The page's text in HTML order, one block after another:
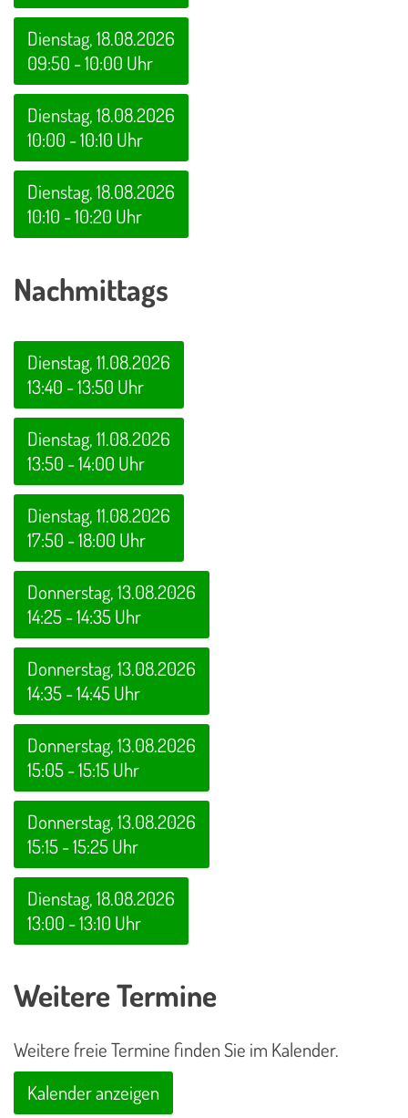
Dienstag, 18.08.2026
09:50 - 10:00 Uhr
Dienstag, 18.08.2026
10:00 - 10:10 Uhr
Dienstag, 18.08.2026
10:10 - 10:20 Uhr
Nachmittags
Dienstag, 11.08.2026
13:40 - 13:50 Uhr
Dienstag, 11.08.2026
13:50 - 14:00 Uhr
Dienstag, 11.08.2026
17:50 - 18:00 Uhr
Donnerstag, 13.08.2026
14:25 - 14:35 Uhr
Donnerstag, 13.08.2026
14:35 - 14:45 Uhr
Donnerstag, 13.08.2026
15:05 - 15:15 Uhr
Donnerstag, 13.08.2026
15:15 - 15:25 Uhr
Dienstag, 18.08.2026
13:00 - 13:10 Uhr
Weitere Termine
Weitere freie Termine finden Sie im Kalender.
Kalender anzeigen